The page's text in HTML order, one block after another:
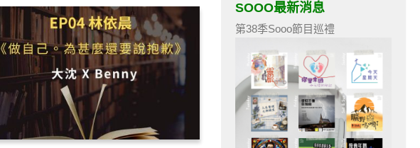
SOOO最新消息
第38季Sooo節目巡禮